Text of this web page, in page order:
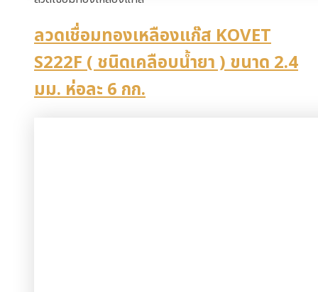
ลวดเชื่อมทองเหลืองแก๊ส KOVET
S222F ( ชนิดเคลือบน้ำยา ) ขนาด 2.4
มม. ห่อละ 6 กก.